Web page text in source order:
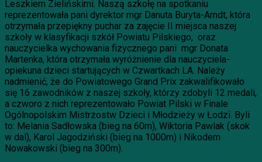
Leszkiem Zielińskimi. Naszą szkołę na spotkaniu
reprezentowała pani dyrektor mgr Danuta Buryta-Arndt, która
otrzymała przepiękny puchar za zajęcie II miejsca naszej
szkoły w klasyfikacji szkół Powiatu Pilskiego, oraz
nauczycielka wychowania fizycznego pani mgr Donata
Martenka, która otrzymała wyróżnienie dla nauczyciela-
opiekuna dzieci startujących w Czwartkach LA. Należy
nadmienić, że do Powiatowego Grand Prix zakwalifikowało
się 16 zawodników z naszej szkoły, którzy zdobyli 12 medali,
a czworo z nich reprezentowało Powiat Pilski w Finale
Ogólnopolskim Mistrzostw Dzieci i Młodzieży w Łodzi. Byli
to: Melania Sadłowska (bieg na 60m), Wiktoria Pawlak (skok
w dal), Karol Jagodziński (bieg na 1000m) i Nikodem
Nowakowski (bieg na 300m).